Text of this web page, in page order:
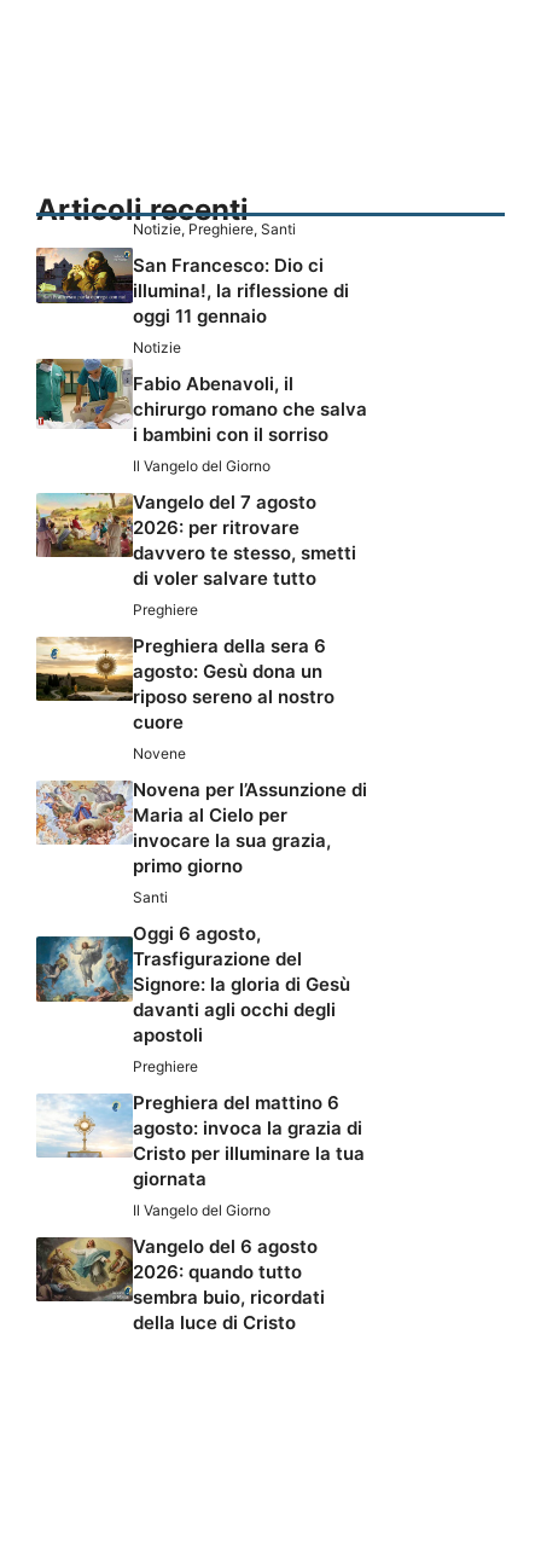
Articoli recenti
Notizie, Preghiere, Santi
San Francesco: Dio ci
illumina!, la riflessione di
oggi 11 gennaio
Notizie
Fabio Abenavoli, il
chirurgo romano che salva
i bambini con il sorriso
Il Vangelo del Giorno
Vangelo del 7 agosto
2026: per ritrovare
davvero te stesso, smetti
di voler salvare tutto
Preghiere
Preghiera della sera 6
agosto: Gesù dona un
riposo sereno al nostro
cuore
Novene
Novena per l’Assunzione di
Maria al Cielo per
invocare la sua grazia,
primo giorno
Santi
Oggi 6 agosto,
Trasfigurazione del
Signore: la gloria di Gesù
davanti agli occhi degli
apostoli
Preghiere
Preghiera del mattino 6
agosto: invoca la grazia di
Cristo per illuminare la tua
giornata
Il Vangelo del Giorno
Vangelo del 6 agosto
2026: quando tutto
sembra buio, ricordati
della luce di Cristo